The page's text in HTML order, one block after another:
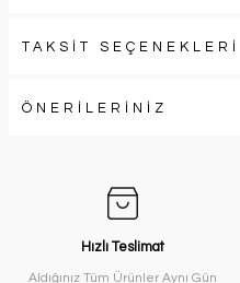
TAKSİT SEÇENEKLERİ
ÖNERİLERİNİZ
Hızlı Teslimat
Aldığınız Tüm Ürünler Aynı Gün